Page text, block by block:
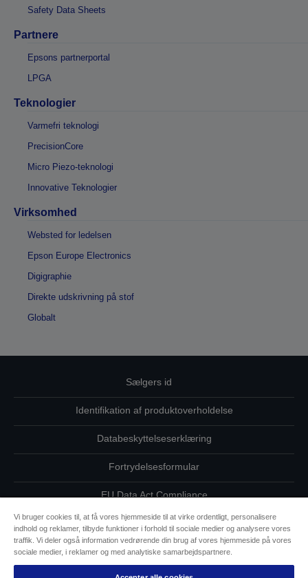
Safety Data Sheets
Partnere
Epsons partnerportal
LPGA
Teknologier
Varmefri teknologi
PrecisionCore
Micro Piezo-teknologi
Innovative Teknologier
Virksomhed
Websted for ledelsen
Epson Europe Electronics
Digigraphie
Direkte udskrivning på stof
Globalt
Sælgers id
Identifikation af produktoverholdelse
Databeskyttelseserklæring
Fortrydelsesformular
EU Data Act Compliance
Kontakt os vedrørende dine data
Oplysninger om cookies
Vi bruger cookies til, at få vores hjemmeside til at virke ordentligt, personalisere
indhold og reklamer, tilbyde funktioner i forhold til sociale medier og analysere vores
traffik. Vi deler også information vedrørende din brug af vores hjemmeside på vores
sociale medier, i reklamer og med analytiske samarbejdspartnere.